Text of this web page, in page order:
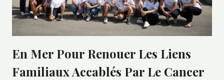
En Mer Pour Renouer Les Liens
Familiaux Accablés Par Le Cancer